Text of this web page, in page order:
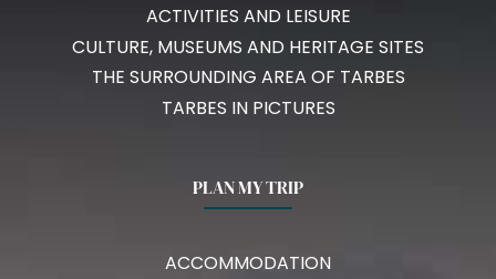
ACTIVITIES AND LEISURE
CULTURE, MUSEUMS AND HERITAGE SITES
THE SURROUNDING AREA OF TARBES
TARBES IN PICTURES
PLAN MY TRIP
ACCOMMODATION